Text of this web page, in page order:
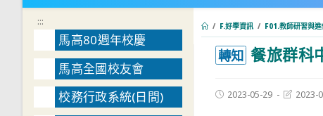
/ F.好學資訊 / F01.教師研習與
轉知 餐旅群科
Post2023-05-29
Post2023-
:::
馬高80週年校慶
馬高全國校友會
校務行政系統(日間)